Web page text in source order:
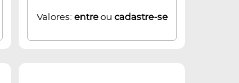
Valores: entreou cadastre-se